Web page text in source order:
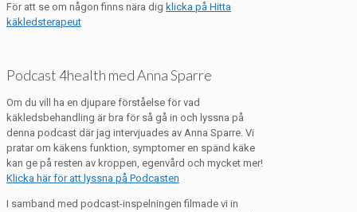
För att se om någon finns nära dig klicka på Hitta
käkledsterapeut
Podcast 4health med Anna Sparre
Om du vill ha en djupare förståelse för vad
käkledsbehandling är bra för så gå in och lyssna på
denna podcast där jag intervjuades av Anna Sparre. Vi
pratar om käkens funktion, symptomer en spänd käke
kan ge på resten av kroppen, egenvård och mycket mer!
Klicka här för att lyssna på Podcasten
I samband med podcast-inspelningen filmade vi in